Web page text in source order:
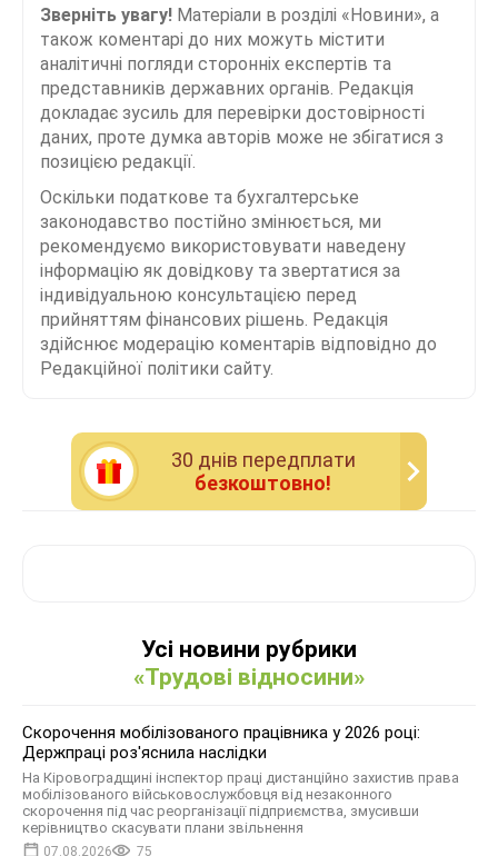
Зверніть увагу! Матеріали в розділі «Новини», а
також коментарі до них можуть містити
аналітичні погляди сторонніх експертів та
представників державних органів. Редакція
докладає зусиль для перевірки достовірності
даних, проте думка авторів може не збігатися з
позицією редакції.
Оскільки податкове та бухгалтерське
законодавство постійно змінюється, ми
рекомендуємо використовувати наведену
інформацію як довідкову та звертатися за
індивідуальною консультацією перед
прийняттям фінансових рішень. Редакція
здійснює модерацію коментарів відповідно до
Редакційної політики сайту.
30 днiв передплати
безкоштовно!
Усі новини рубрики
«Трудові відносини»
Скорочення мобілізованого працівника у 2026 році:
Держпраці роз'яснила наслідки
На Кіровоградщині інспектор праці дистанційно захистив права
мобілізованого військовослужбовця від незаконного
скорочення під час реорганізації підприємства, змусивши
керівництво скасувати плани звільнення
07.08.2026 75